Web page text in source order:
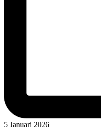
5 Januari 2026